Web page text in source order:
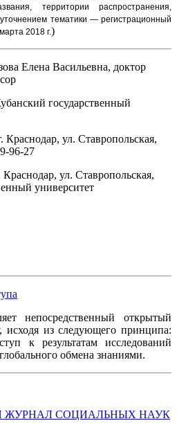
территории распространения,
тематики — регистрационный
2018 г.)
Елена Васильевна, доктор
государственный
Краснодар, ул. Ставропольская,
96-27
Краснодар, ул. Ставропольская,
университет
непосредственный открытый
исходя из следующего принципа:
к результатам исследований
обмена знаниями.